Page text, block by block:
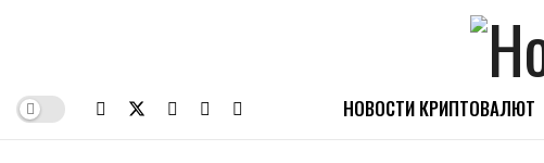
НОВОСТИ КРИПТОВАЛЮТ